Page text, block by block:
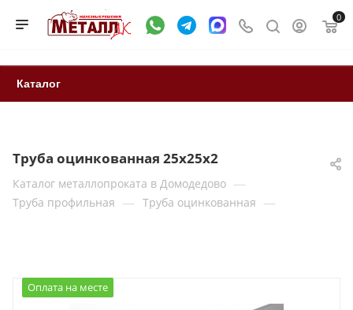
0
Каталог
Труба оцинкованная 25x25x2
Каталог металлопроката в Домодедово —
Труба профильная — Труба оцинкованная —
Оплата на месте